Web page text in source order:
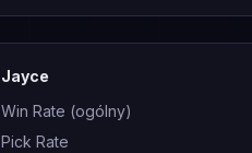
Jayce
Win Rate (ogólny)
Pick Rate